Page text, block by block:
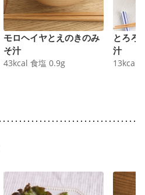
モロヘイヤとえのきのみ
そ汁
43kcal 食塩 0.9g
とろろ
汁
13kcal